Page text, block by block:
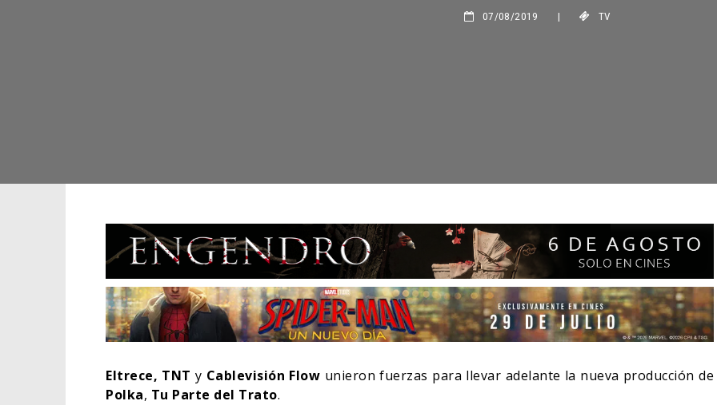
Eltrece, TNT y Cablevisión Flow unieron fuerzas para llevar adelante la nueva producción de
Polka, Tu Parte del Trato.